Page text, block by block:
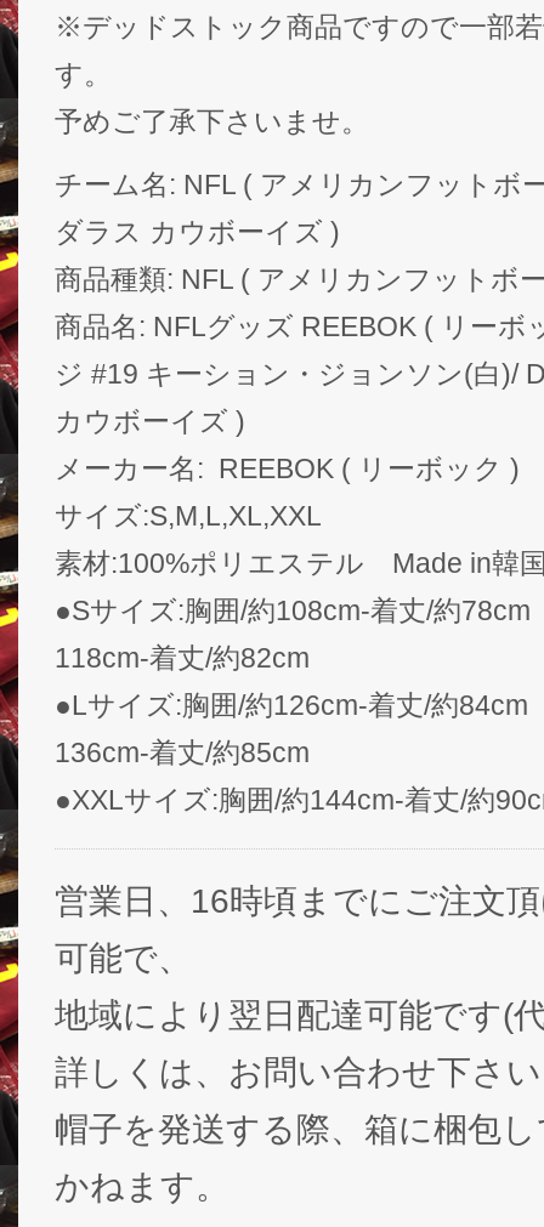
※デッドストック商品ですので一部
す。
予めご了承下さいませ。
チーム名: NFL ( アメリカンフットボ
ダラス カウボーイズ )
商品種類: NFL ( アメリカンフットボ
商品名: NFLグッズ REEBOK ( リーボ
ジ #19 キーション・ジョンソン(白)/
カウボーイズ )
メーカー名: REEBOK ( リーボック )
サイズ:S,M,L,XL,XXL
素材:100%ポリエステル Made in韓
●Sサイズ:胸囲/約108cm-着丈/約
118cm-着丈/約82cm
●Lサイズ:胸囲/約126cm-着丈/約
136cm-着丈/約85cm
●XXLサイズ:胸囲/約144cm-着丈/約
営業日、16時頃までにご注文
可能で、
地域により翌日配達可能です(
詳しくは、お問い合わせ下さ
帽子を発送する際、箱に梱包
かねます。